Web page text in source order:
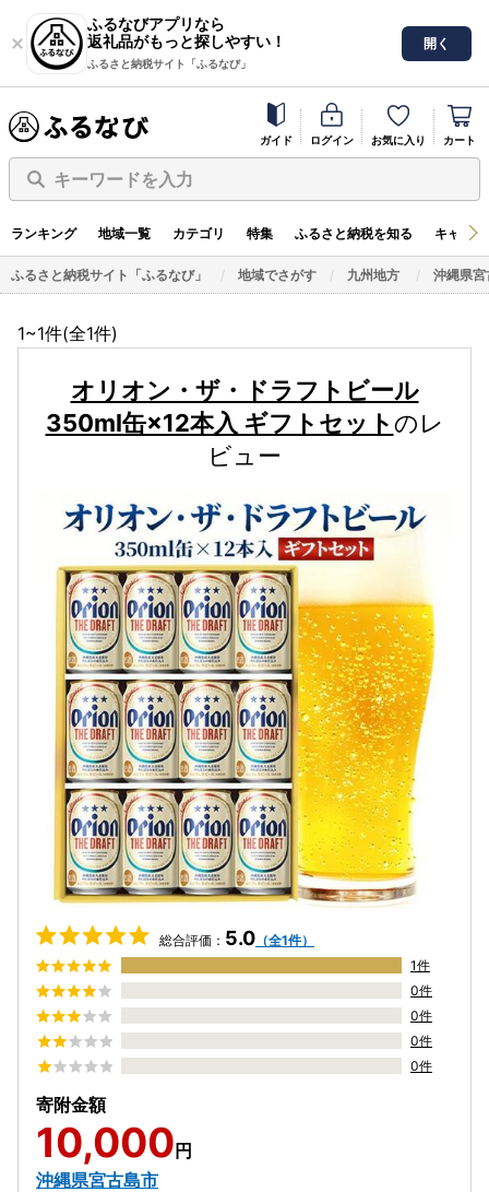
ふるなびアプリなら
返礼品がもっと探しやすい！
ふるさと納税サイト「ふるなび」
開く
ガイド ログイン お気に入り カート
キーワードを入力
ランキング 地域一覧 カテゴリ 特集 ふるさと納税を知る キャン
ふるさと納税サイト「ふるなび」 地域でさがす 九州地方 沖縄県宮
1~1件(全1件)
オリオン・ザ・ドラフトビール
350ml缶×12本入 ギフトセットのレ
ビュー
総合評価： 5.0 （全1件）
1件
0件
0件
0件
0件
寄附金額
10,000 円
沖縄県宮古島市